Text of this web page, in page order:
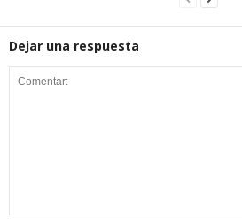
Dejar una respuesta